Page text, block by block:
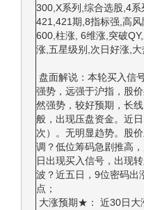
300,X系列,综合选股,4
421,421期,8指标强,高
600,柱涨, 6维涨,突破
涨,五星级别,次日好涨,大
盘面解说：本轮买入信
强势，远强于沪指，股
然强势，较好预期，长
般，出现压盘资金。近
次）。无明显趋势。股
调？低位筹码急剧推高
日出现买入信号，出现
波？近五日，9位密码出
点；
大涨预期★： 近30日大